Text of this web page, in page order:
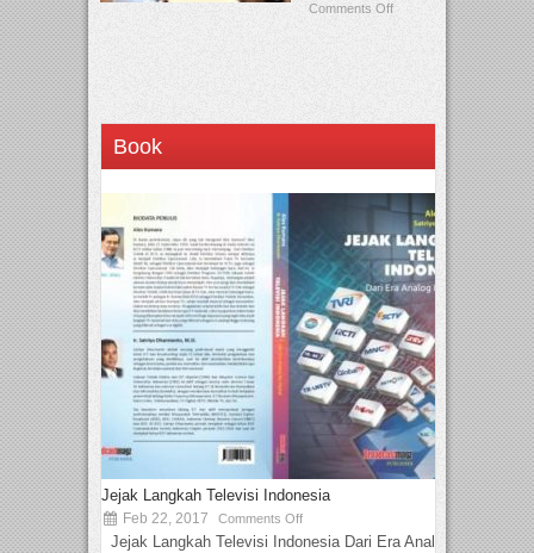
Comments Off
Book
Jejak Langkah Televisi Indonesia
Feb 22, 2017 Comments Off
Jejak Langkah Televisi Indonesia Dari Era Analog